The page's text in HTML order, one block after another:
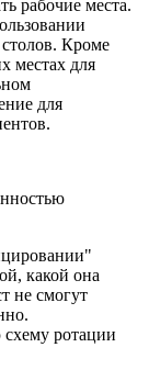
рабочие места.
Кроме
местах для
для
какой она
не смогут
схему ротации